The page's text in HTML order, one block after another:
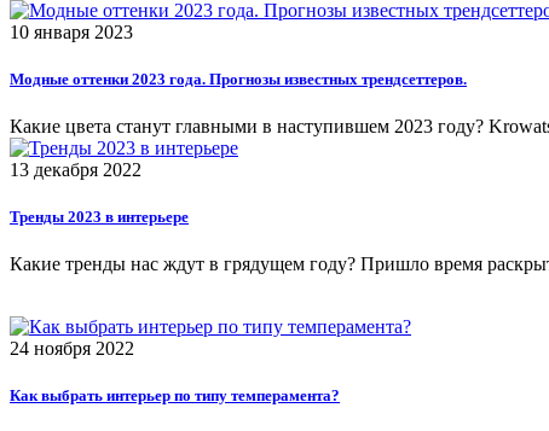
10 января 2023
Модные оттенки 2023 года. Прогнозы известных трендсеттеров.
Какие цвета станут главными в наступившем 2023 году?
13 декабря 2022
Тренды 2023 в интерьере
Какие тренды нас ждут в грядущем году? Пришло время
24 ноября 2022
Как выбрать интерьер по типу темперамента?